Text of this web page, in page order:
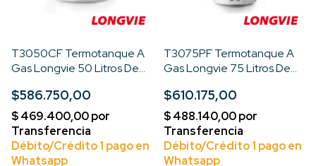
T3050CF Termotanque A
Gas Longvie 50 Litros De
$586.750,00
T3075PF Termotanque A
Gas Longvie 75 Litros De
$610.175,00